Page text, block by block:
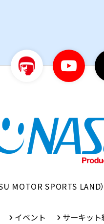
MOTOR SPORTS LAND）
イベント サーキット